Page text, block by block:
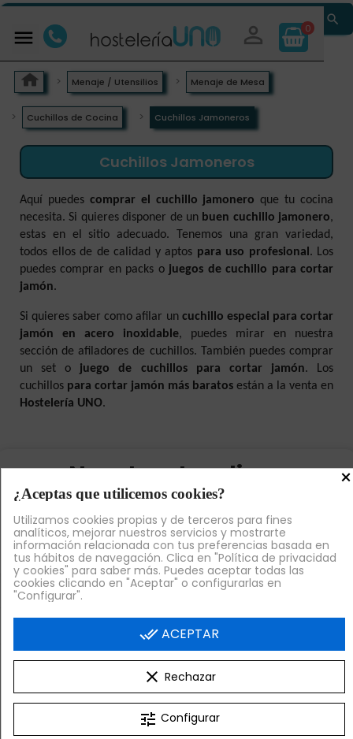
  0

Menaje / Utensilios Menaje de Mesa
Cuchillos de Cocina Cuchillos Jamoneros
Cuchillos Jamoneros
Aquí puedes comprar el cuchillo jamonero que tu cocina
necesita. Si quieres disponer de un buen cuchillo jamonero,
estas en el sitio adecuado. Tenemos una gran variedad,
todos ellos de de calidad y aptos para uso profesional . Los
puedes comprar en packs o juegos de cuchillo para cortar
jamón.
Si quieres saber como afilar un cuchillo especial para cortar
jamón en acero inoxidable, puedes mirar en nuestra
sección de afiladores de cuchillos. También puedes comprar
un set o juego de cuchillos para cortar jamón. Los
cuchillos para cortar jamón más baratos están a la venta en
Hostelería UNO.
Nuestras Landings
LLÁMANOS
VER RESEÑAS EN GOOGLE
×
¿Aceptas que utilicemos cookies?
Utilizamos cookies propias y de terceros para fines
analíticos, mejorar nuestros servicios y mostrarte
información relacionada con tus preferencias basada en
tus hábitos de navegación. Clica en "Política de privacidad
y cookies" para saber más. Puedes aceptar todas las
cookies clicando en "Aceptar" o configurarlas en
"Configurar".
done_all ACEPTAR
clear Rechazar
tune Configurar